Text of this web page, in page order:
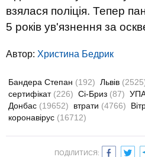
взялася поліція. Тепер
5 років ув'язнення за
Автор: Христина Бедрик
Бандера Степан (192) Львів
сертифікат (226) Сі-Бриз (87)
Донбас (19652) втрати (4766)
коронавірус (16712)
ПОДІЛИТИСЯ: